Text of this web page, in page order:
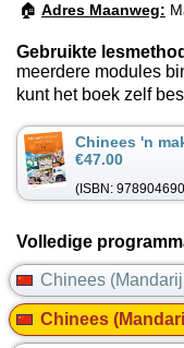
🏠 Adres Maanweg:
Gebruikte
meerdere modules
kunt het boek zelf
Chinees 'n
€47.00
(ISBN:
Volledige
Chinees
Chinees